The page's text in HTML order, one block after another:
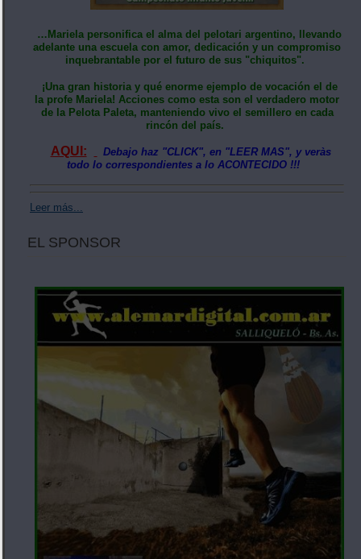
…Mariela personifica el alma del pelotari argentino, llevando
adelante una escuela con amor, dedicación y un compromiso
inquebrantable por el futuro de sus "chiquitos".
¡Una gran historia y qué enorme ejemplo de vocación el de
la profe Mariela! Acciones como esta son el verdadero motor
de la Pelota Paleta, manteniendo vivo el semillero en cada
rincón del país.
AQUI:
Debajo haz "CLICK", en "LEER MAS", y veràs
todo lo correspondientes a lo ACONTECIDO !!!
Leer más...
EL SPONSOR